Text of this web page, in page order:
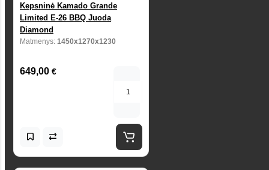
Kepsninė Kamado Grande
Limited E-26 BBQ Juoda
Diamond
Matmenys: 1450x1270x1230
649,00 €